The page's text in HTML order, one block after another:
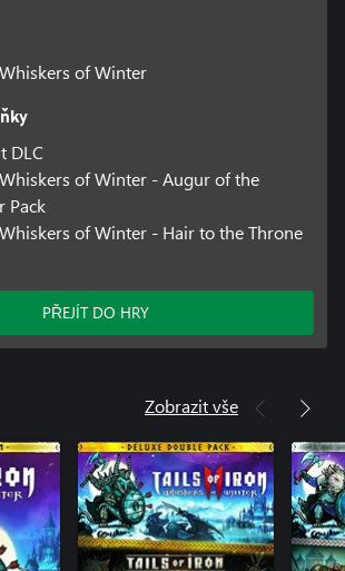
of Winter
DLC
of Winter - Augur of the
Pack
of Winter - Hair to the Throne
PŘEJÍT DO HRY
Zobrazit vše